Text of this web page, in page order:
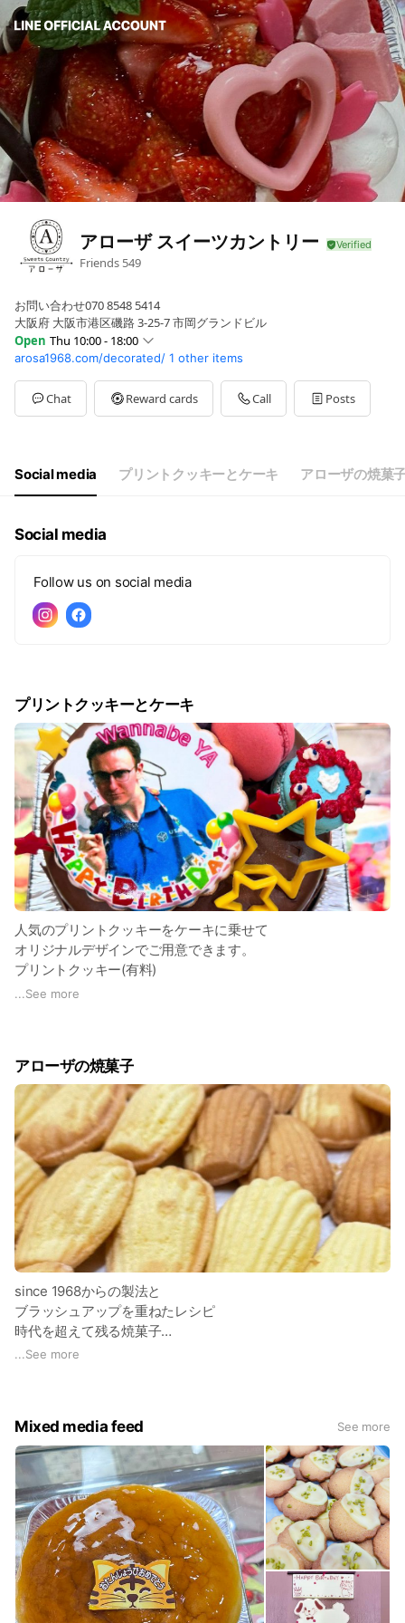
アローザ スイーツカントリー
Friends 549
お問い合わせ070 8548 5414
大阪府 大阪市港区磯路 3-25-7 市岡グランドビル
Open Thu 10:00 - 18:00
Sun10:00 - 18:00
Mon00:00 - 00:00,00:00 - 00:00
Tue10:00 - 18:00
Wed10:00 - 18:00
10:00 - 18:00
月曜定休、臨時休業あり
arosa1968.com/decorated/ 1 other items
Chat Reward cards Call Posts
Social media プリントクッキーとケーキ アローザの焼菓
Social media
Follow us on social media
プリントクッキーとケーキ
人気のプリントクッキーをケーキに乗せて
オリジナルデザインでご用意できます。
プリントクッキー(有料)
オリジナルデザイン(有料)
...See more
アローザの焼菓子
since 1968からの製法と
ブラッシュアップを重ねたレシピ
時代を超えて残る焼菓子…
大切に、ひとつひとつ丁寧に
...See more
Mixed media feed See more